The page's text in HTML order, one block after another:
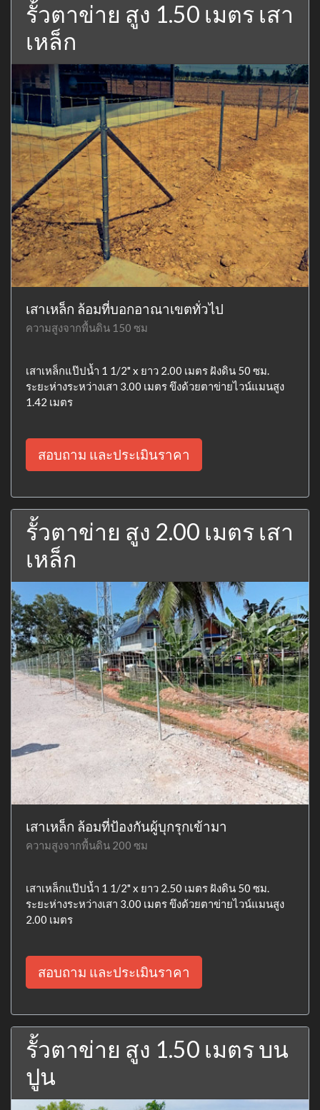
รั้วตาข่าย สูง 1.50 เมตร เสา
เหล็ก
เสาเหล็ก ล้อมที่บอกอาณาเขตทั่วไป
ความสูงจากพื้นดิน 150 ซม
เสาเหล็กแป๊ปน้ำ 1 1/2" x ยาว 2.00 เมตร ฝังดิน 50 ซม.
ระยะห่างระหว่างเสา 3.00 เมตร ขึงด้วยตาข่ายไวน์แมนสูง
1.42 เมตร
สอบถาม และประเมินราคา
รั้วตาข่าย สูง 2.00 เมตร เสา
เหล็ก
เสาเหล็ก ล้อมที่ป้องกันผู้บุกรุกเข้ามา
ความสูงจากพื้นดิน 200 ซม
เสาเหล็กแป๊ปน้ำ 1 1/2" x ยาว 2.50 เมตร ฝังดิน 50 ซม.
ระยะห่างระหว่างเสา 3.00 เมตร ขึงด้วยตาข่ายไวน์แมนสูง
2.00 เมตร
สอบถาม และประเมินราคา
รั้วตาข่าย สูง 1.50 เมตร บน
ปูน